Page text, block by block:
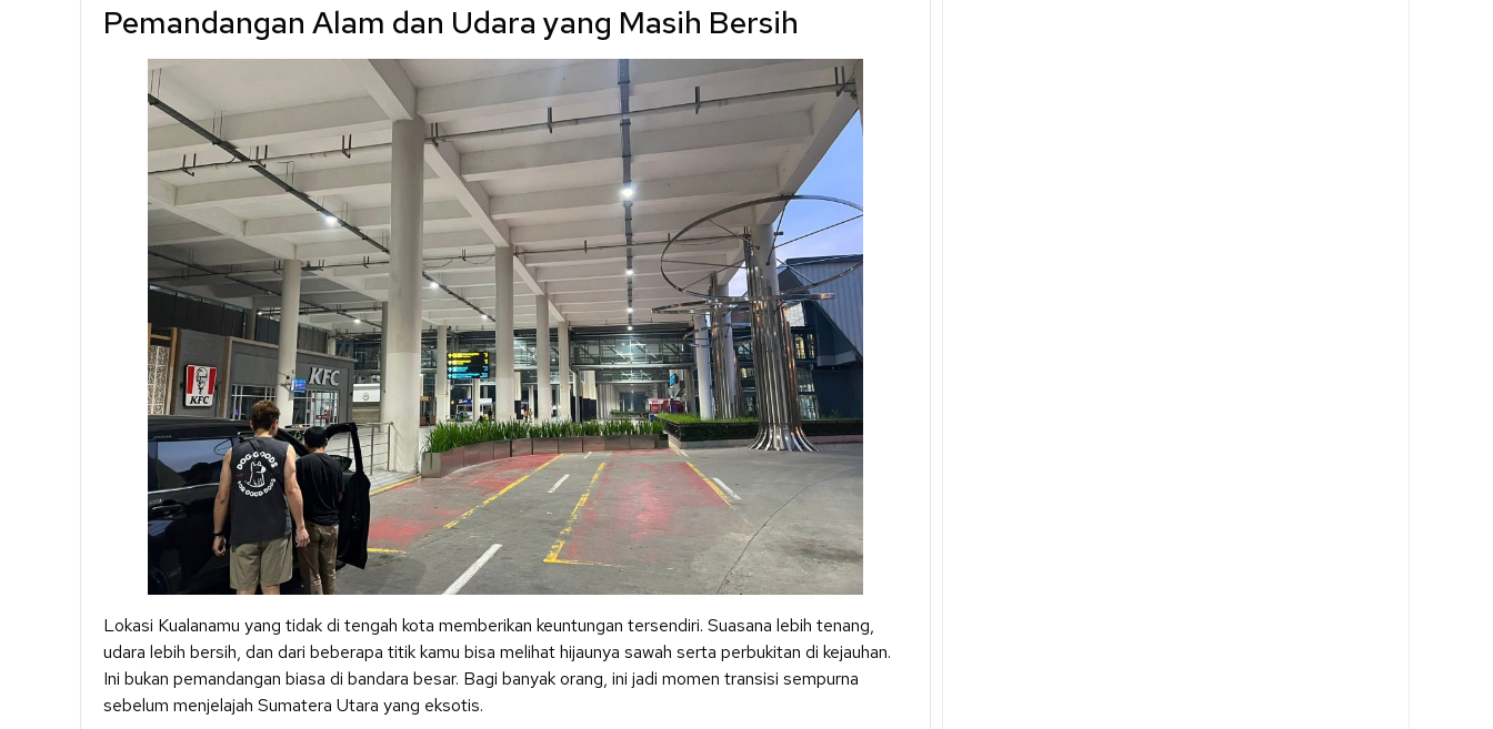
Pemandangan Alam dan Udara yang Masih Bersih
Lokasi Kualanamu yang tidak di tengah kota memberikan keuntungan tersendiri. Suasana lebih tenang,
udara lebih bersih, dan dari beberapa titik kamu bisa melihat hijaunya sawah serta perbukitan di kejauhan.
Ini bukan pemandangan biasa di bandara besar. Bagi banyak orang, ini jadi momen transisi sempurna
sebelum menjelajah Sumatera Utara yang eksotis.